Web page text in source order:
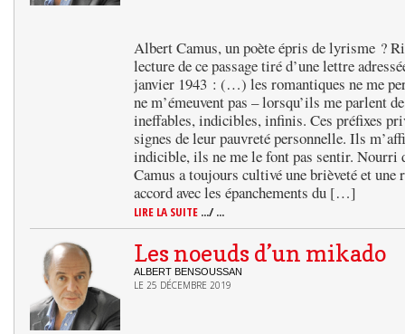
Albert Camus, un poète épris de lyrisme ?
lecture de ce passage tiré d’une lettre
janvier 1943 : (…) les romantiques ne me
ne m’émeuvent pas – lorsqu’ils me parlent
ineffables, indicibles, infinis. Ces préfixes
signes de leur pauvreté personnelle. Ils
indicible, ils ne me le font pas sentir. Nourri
Camus a toujours cultivé une brièveté et une
accord avec les épanchements du […]
LIRE LA SUITE .../ ...
Les noeuds d’un mikado
ALBERT BENSOUSSAN
LE 25 DÉCEMBRE 2019